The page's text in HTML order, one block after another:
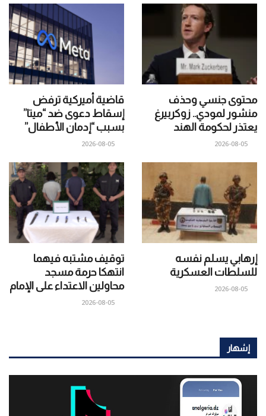
قاضية أميركية ترفض
إسقاط دعوى ضد “ميتا”
بسبب “إدمان الأطفال”
2026-08-05
محتوى جنسي وحذف
منشور لمودي.. زوكربيرغ
يعتذر لحكومة الهند
2026-08-05
توقيف مشتبه فيهما
انتهكا حرمة مسجد
محاولين الاعتداء على الإمام
2026-08-05
إرهابي يسلم نفسه
للسلطات العسكرية
2026-08-05
إشهار